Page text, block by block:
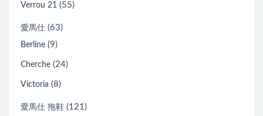
Verrou 21 (55)
愛馬仕 (63)
Berline (9)
Cherche (24)
Victoria (8)
愛馬仕 拖鞋 (121)